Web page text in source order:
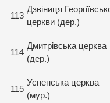
113
Дзвіниця
церкви (дер.)
114
Дмитрівська церква
(дер.)
115
Успенська церква
(мур.)